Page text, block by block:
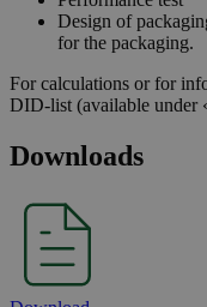
Design of
for the packaging.
For calculations or for
DID-list (available under
Downloads